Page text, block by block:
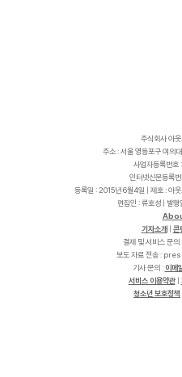
주식회사 아
주소 : 서울 영등포구 여의
사업자등록번
인터넷신문등록
등록일 : 2015년 6월4일 | 제호 : 아
편집인 : 류호성 | 발
기자소개
콘
결제 및 서비스 문의 :
보도 자료 전송 :
s
e
r
p
기사 문의 : 이메
서비스 이용약관|
청소년 보호정책